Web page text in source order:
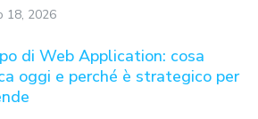
18, 2026
di Web Application: cosa
oggi e perché è strategico per